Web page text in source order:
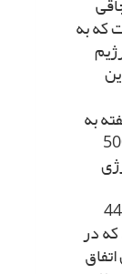
که به
به
حدود 300 تا 500
مى‏گردد. افرادى که در سنین 25 تا 44
در